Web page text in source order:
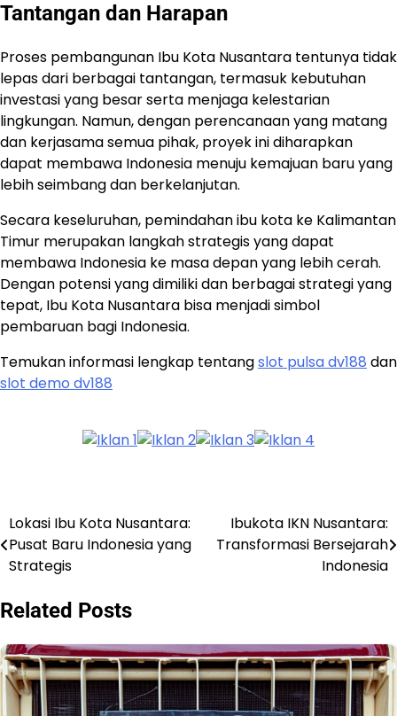
Tantangan dan Harapan
Proses pembangunan Ibu Kota Nusantara tentunya tidak
lepas dari berbagai tantangan, termasuk kebutuhan
investasi yang besar serta menjaga kelestarian
lingkungan. Namun, dengan perencanaan yang matang
dan kerjasama semua pihak, proyek ini diharapkan
dapat membawa Indonesia menuju kemajuan baru yang
lebih seimbang dan berkelanjutan.
Secara keseluruhan, pemindahan ibu kota ke Kalimantan
Timur merupakan langkah strategis yang dapat
membawa Indonesia ke masa depan yang lebih cerah.
Dengan potensi yang dimiliki dan berbagai strategi yang
tepat, Ibu Kota Nusantara bisa menjadi simbol
pembaruan bagi Indonesia.
Temukan informasi lengkap tentangslot pulsa dv188 dan
slot demo dv188
Post
navigation
Lokasi Ibu Kota Nusantara:
Pusat Baru Indonesia yang
Strategis
Ibukota IKN Nusantara:
Transformasi Bersejarah
Indonesia
Related Posts